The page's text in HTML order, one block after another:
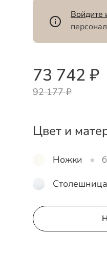
Войдите
73 742 ₽
92 177 ₽
Цвет и
Ножки
Столешница